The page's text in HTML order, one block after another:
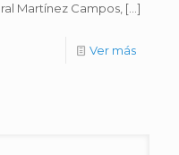
Martínez Campos, […]
Ver más